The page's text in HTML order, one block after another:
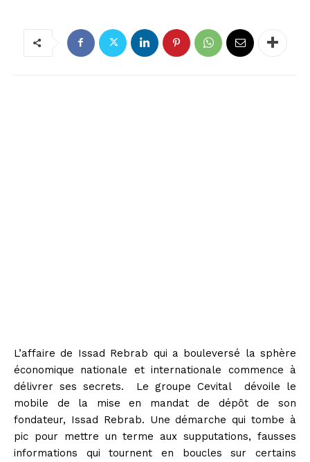
L’affaire de Issad Rebrab qui a bouleversé la sphère
économique nationale et internationale commence à
délivrer ses secrets. Le groupe Cevital dévoile le
mobile de la mise en mandat de dépôt de son
fondateur, Issad Rebrab. Une démarche qui tombe à
pic pour mettre un terme aux supputations, fausses
informations qui tournent en boucles sur certains